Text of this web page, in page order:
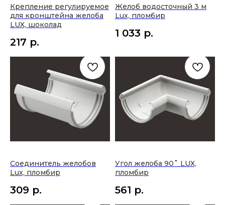
Крепление регулируемое
для кронштейна желоба
LUX, шоколад
217 р.
Желоб водосточный 3 м
Lux, пломбир
1 033 р.
Соединитель желобов
Lux, пломбир
309 р.
Угол желоба 90˚ LUX,
пломбир
561 р.
Напишите нам через мессенджеры или
в виджете обратной связи и наши специалисты
помогут получить исчерпывающую
информацию в самое короткое время.
ОСТАЛИСЬ ВОПРОСЫ?
ЗАДАТЬ ВОПРОС